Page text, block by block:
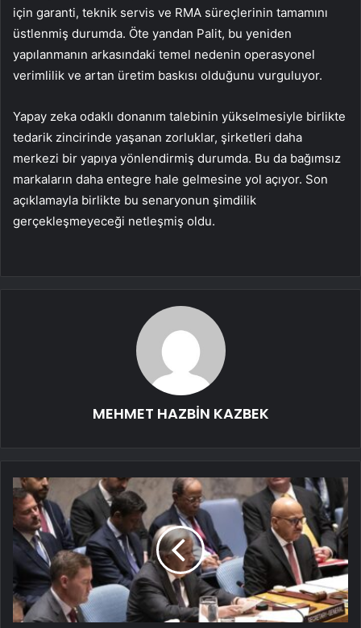
için garanti, teknik servis ve RMA süreçlerinin tamamını
üstlenmiş durumda. Öte yandan Palit, bu yeniden
yapılanmanın arkasındaki temel nedenin operasyonel
verimlilik ve artan üretim baskısı olduğunu vurguluyor.
Yapay zeka odaklı donanım talebinin yükselmesiyle birlikte
tedarik zincirinde yaşanan zorluklar, şirketleri daha
merkezi bir yapıya yönlendirmiş durumda. Bu da bağımsız
markaların daha entegre hale gelmesine yol açıyor. Son
açıklamayla birlikte bu senaryonun şimdilik
gerçekleşmeyeceği netleşmiş oldu.
MEHMET HAZBİN KAZBEK